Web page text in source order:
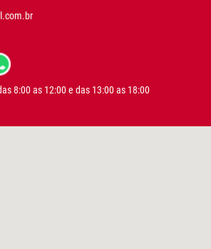
8:00 as 12:00 e das 13:00 as 18:00